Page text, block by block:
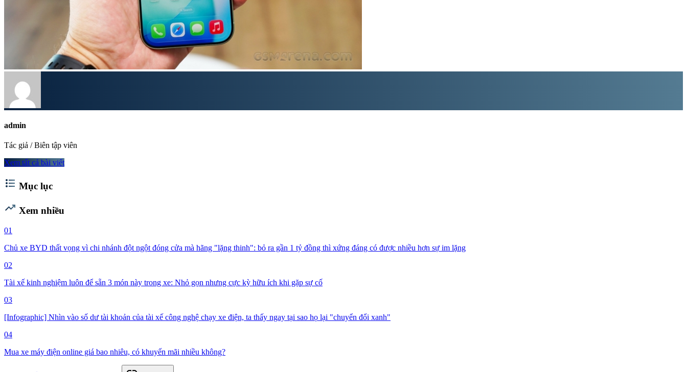
admin
Tác giả / Biên tập viên
Xem tất cả bài viết
format_list_bulleted Mục lục
trending_up Xem nhiều
01
Chủ xe BYD thất vọng vì chi nhánh đột ngột đóng cửa mà hãng "lặng thinh": bỏ ra gần 1 tỷ đồng thì xứng đáng có được nhiều hơn sự im lặng
02
Tài xế kinh nghiệm luôn để sẵn 3 món này trong xe: Nhỏ gọn nhưng cực kỳ hữu ích khi gặp sự cố
03
[Infographic] Nhìn vào số dư tài khoản của tài xế công nghệ chạy xe điện, ta thấy ngay tại sao họ lại "chuyển đổi xanh"
04
Mua xe máy điện online giá bao nhiêu, có khuyến mãi nhiều không?